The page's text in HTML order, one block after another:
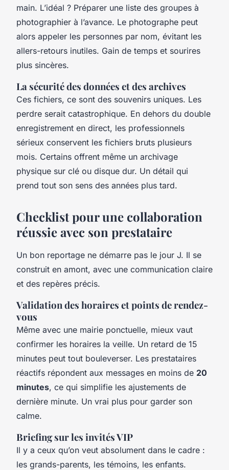
main. L’idéal ? Préparer une liste des groupes à
photographier à l’avance. Le photographe peut
alors appeler les personnes par nom, évitant les
allers-retours inutiles. Gain de temps et sourires
plus sincères.
La sécurité des données et des archives
Ces fichiers, ce sont des souvenirs uniques. Les
perdre serait catastrophique. En dehors du double
enregistrement en direct, les professionnels
sérieux conservent les fichiers bruts plusieurs
mois. Certains offrent même un archivage
physique sur clé ou disque dur. Un détail qui
prend tout son sens des années plus tard.
Checklist pour une collaboration
réussie avec son prestataire
Un bon reportage ne démarre pas le jour J. Il se
construit en amont, avec une communication claire
et des repères précis.
Validation des horaires et points de rendez-
vous
Même avec une mairie ponctuelle, mieux vaut
confirmer les horaires la veille. Un retard de 15
minutes peut tout bouleverser. Les prestataires
réactifs répondent aux messages en moins de 20
minutes, ce qui simplifie les ajustements de
dernière minute. Un vrai plus pour garder son
calme.
Briefing sur les invités VIP
Il y a ceux qu’on veut absolument dans le cadre :
les grands-parents, les témoins, les enfants.